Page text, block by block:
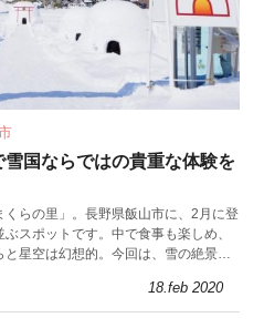
国ならではの貴重な体験を
らの里」。長野県飯山市に、2月に登
スポットです。中で食事も楽しめ、
星空は幻想的。今回は、雪の絶景の
18.feb 2020